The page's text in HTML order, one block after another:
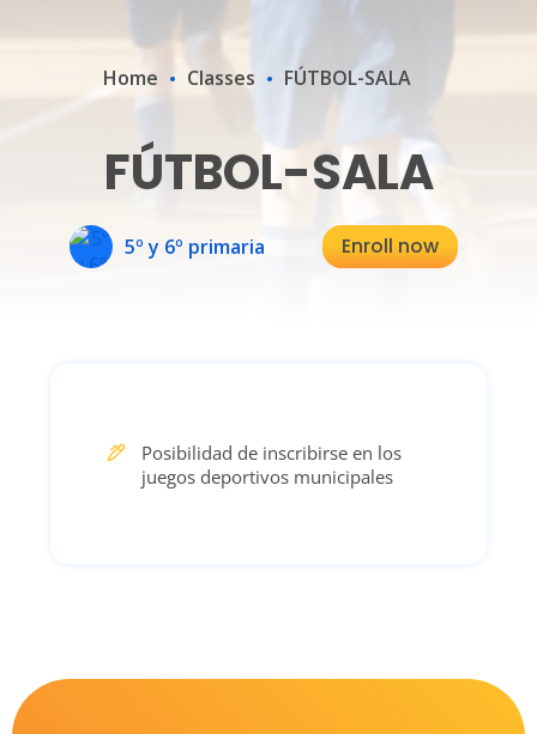
Home Classes FÚTBOL-SALA
FÚTBOL-SALA
5º y 6º primaria Enroll now
Posibilidad de inscribirse en los
juegos deportivos municipales